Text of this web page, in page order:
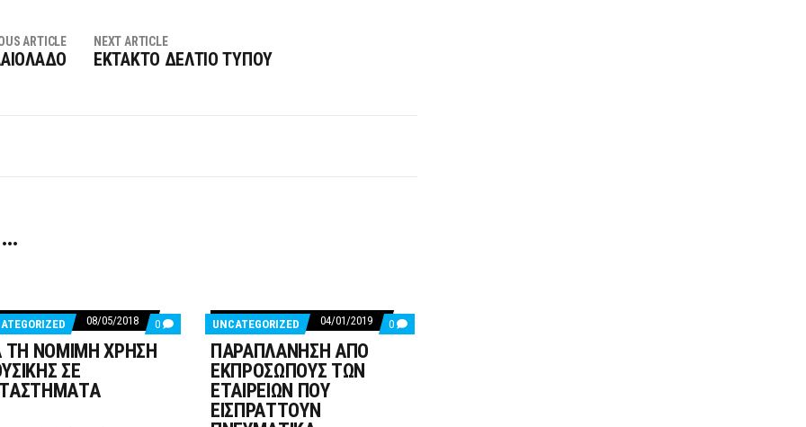
ARTICLE NEXT ARTICLE
ΕΚΤΑΚΤΟ ΔΕΛΤΙΟ ΤΥΠΟΥ
08/05/2018 0 COMMENTS
ON
ΜΟΥΣΙΚΗΣ
ΤΗ ΝΟΜΙΜΗ ΧΡΗΣΗ
ΣΕ
UNCATEGORIZED 04/01/2019 0 COMMENTS
ON
ΠΑΡΑΠΛΑΝΗΣΗ ΑΠΟ
ΕΚΠΡΟΣΩΠΟΥΣ ΤΩΝ
ΕΤΑΙΡΕΙΩΝ ΠΟΥ
ΕΙΣΠΡΑΤΤΟΥΝ